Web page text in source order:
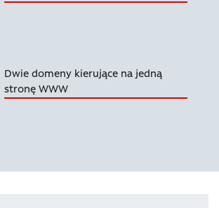
Dwie domeny kierujące na jedną
stronę WWW